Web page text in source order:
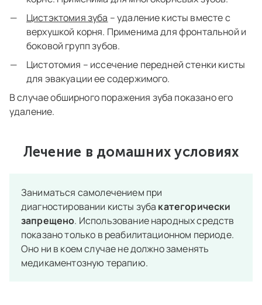
Цистэктомия зуба – удаление кисты вместе с
верхушкой корня. Применима для фронтальной и
боковой групп зубов.
Цистотомия – иссечение передней стенки кисты
для эвакуации ее содержимого.
В случае обширного поражения зуба показано его
удаление.
Лечение в домашних условиях
Заниматься самолечением при
диагностировании кисты зуба категорически
запрещено. Использование народных средств
показано только в реабилитационном периоде.
Оно ни в коем случае не должно заменять
медикаментозную терапию.